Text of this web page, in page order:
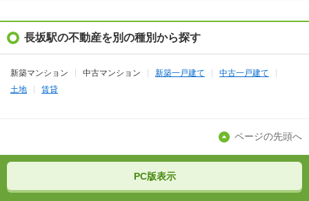
長坂駅の不動産を別の種別から探す
新築マンション 中古マンション 新築一戸建て
中古一戸建て
土地
賃貸
ページの先頭へ
PC版表示